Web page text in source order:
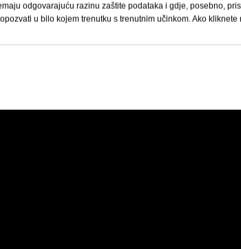
odgovarajuću razinu zaštite podataka i gdje, posebno,
u bilo kojem trenutku s trenutnim učinkom. Ako